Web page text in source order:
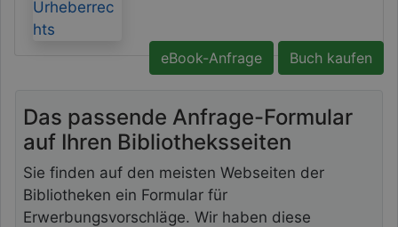
eBook-Anfrage Buch kaufen
Das passende Anfrage-Formular
auf Ihren Bibliotheksseiten
Sie finden auf den meisten Webseiten der
Bibliotheken ein Formular für
Erwerbungsvorschläge. Wir haben diese